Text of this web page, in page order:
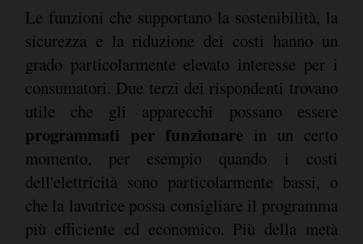
Le funzioni che supportano la sostenibilità, la
sicurezza e la riduzione dei costi hanno un
grado particolarmente elevato interesse per i
consumatori. Due terzi dei rispondenti trovano
utile che gli apparecchi possano essere
programmati per funzionare in un certo
momento, per esempio quando i costi
dell'elettricità sono particolarmente bassi, o
che la lavatrice possa consigliare il programma
più efficiente ed economico. Più della metà